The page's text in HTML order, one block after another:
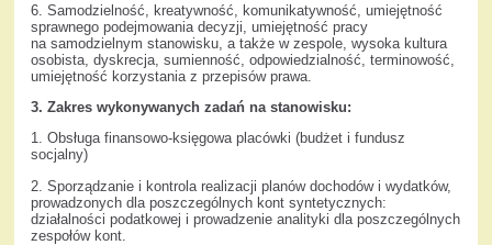
6. Samodzielność, kreatywność, komunikatywność, umiejętność
sprawnego podejmowania decyzji, umiejętność pracy
na samodzielnym stanowisku, a także w zespole, wysoka kultura
osobista, dyskrecja, sumienność, odpowiedzialność, terminowość,
umiejętność korzystania z przepisów prawa.
3. Zakres wykonywanych zadań na stanowisku:
1. Obsługa finansowo-księgowa placówki (budżet i fundusz
socjalny)
2. Sporządzanie i kontrola realizacji planów dochodów i wydatków,
prowadzonych dla poszczególnych kont syntetycznych:
działalności podatkowej i prowadzenie analityki dla poszczególnych
zespołów kont.